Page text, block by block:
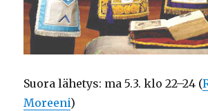
Suora lähetys: ma 5.3. klo 22–24 (
Moreeni)